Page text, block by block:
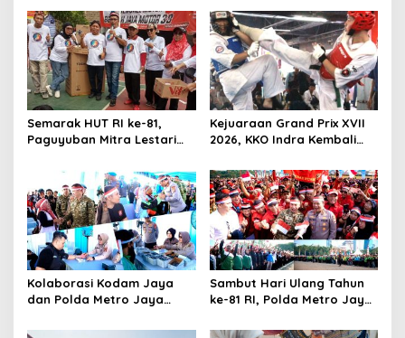
Semarak HUT RI ke-81,
Paguyuban Mitra Lestari
Kejuaraan Grand Prix XVII
2026, KKO Indra Kembali
Kolaborasi Kodam Jaya
dan Polda Metro Jaya
Sambut Hari Ulang Tahun
ke-81 RI, Polda Metro Jaya